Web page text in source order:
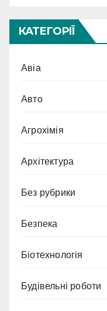
КАТЕГОРІЇ
Авіа
Авто
Агрохімія
Архітектура
Без рубрики
Безпека
Біотехнологія
Будівельні роботи